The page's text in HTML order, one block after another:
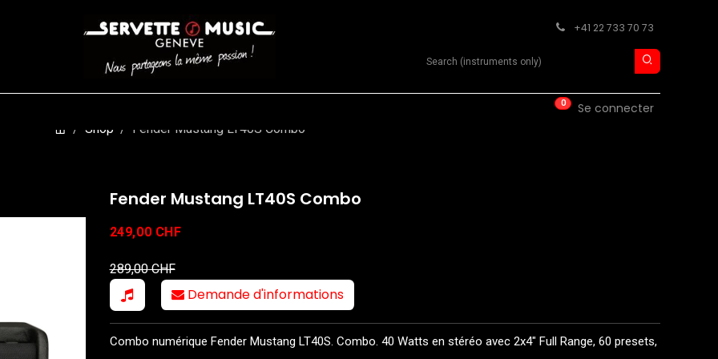
+41 22 733 70 73
Search product
0 Se connecter
Shop Fender Mustang LT40S Combo
Fender Mustang LT40S Combo
249,00 CHF
289,00CHF
Demande d'informations
Combo numérique Fender Mustang LT40S. Combo. 40 Watts en stéréo avec 2x4" Full Range, 60 presets,